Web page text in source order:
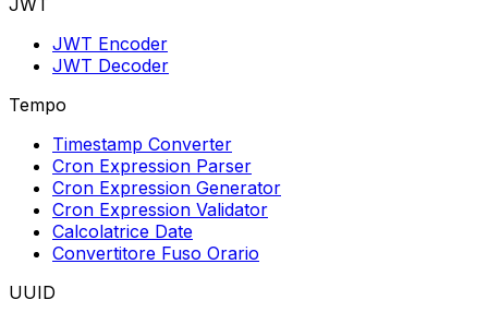
JWT
JWT Encoder
JWT Decoder
Tempo
Timestamp Converter
Cron Expression Parser
Cron Expression Generator
Cron Expression Validator
Calcolatrice Date
Convertitore Fuso Orario
UUID